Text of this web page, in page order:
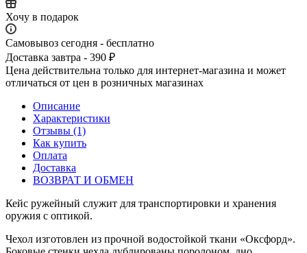
Хочу в подарок
Самовывоз сегодня - бесплатно
Доставка завтра - 390 ₽
Цена действительна только для интернет-магазина и может
отличаться от цен в розничных магазинах
Описание
Характеристики
Отзывы (1)
Как купить
Оплата
Доставка
ВОЗВРАТ И ОБМЕН
Кейс ружейный служит для транспортировки и хранения
оружия с оптикой.
Чехол изготовлен из прочной водостойкой ткани «Оксфорд».